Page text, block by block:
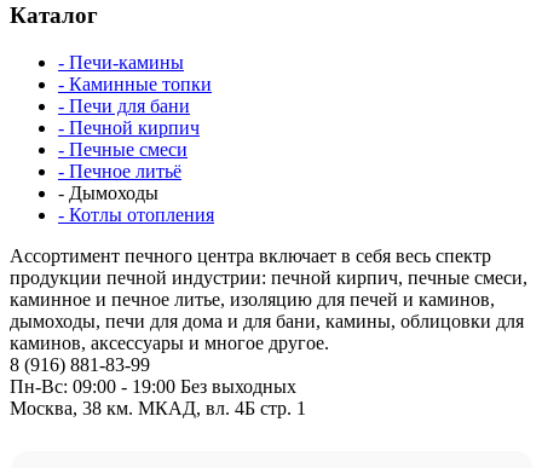
Каталог
- Печи-камины
- Каминные топки
- Печи для бани
- Печной кирпич
- Печные смеси
- Печное литьё
- Дымоходы
- Котлы отопления
Ассортимент печного центра включает в себя весь спектр
продукции печной индустрии: печной кирпич, печные смеси,
каминное и печное литье, изоляцию для печей и каминов,
дымоходы, печи для дома и для бани, камины, облицовки для
каминов, аксессуары и многое другое.
8 (916) 881-83-99
Пн-Вс: 09:00 - 19:00 Без выходных
Москва, 38 км. МКАД, вл. 4Б стр. 1